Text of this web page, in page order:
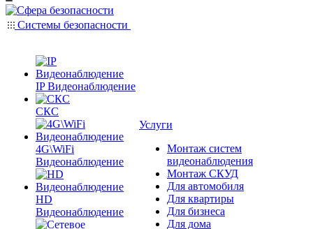
Системы безопасности
IP Видеонаблюдение
СКС
4G\WiFi
Видеонаблюдение
HD
Видеонаблюдение
Услуги
Монтаж систем
видеонаблюдения
Монтаж СКУД
Для автомобиля
Для квартиры
Для бизнеса
Для дома